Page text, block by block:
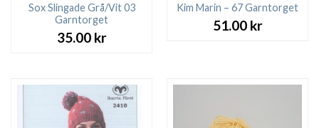
Sox Slingade Grå/Vit 03
Garntorget
35.00 kr
Kim Marin – 67 Garntorget
51.00 kr